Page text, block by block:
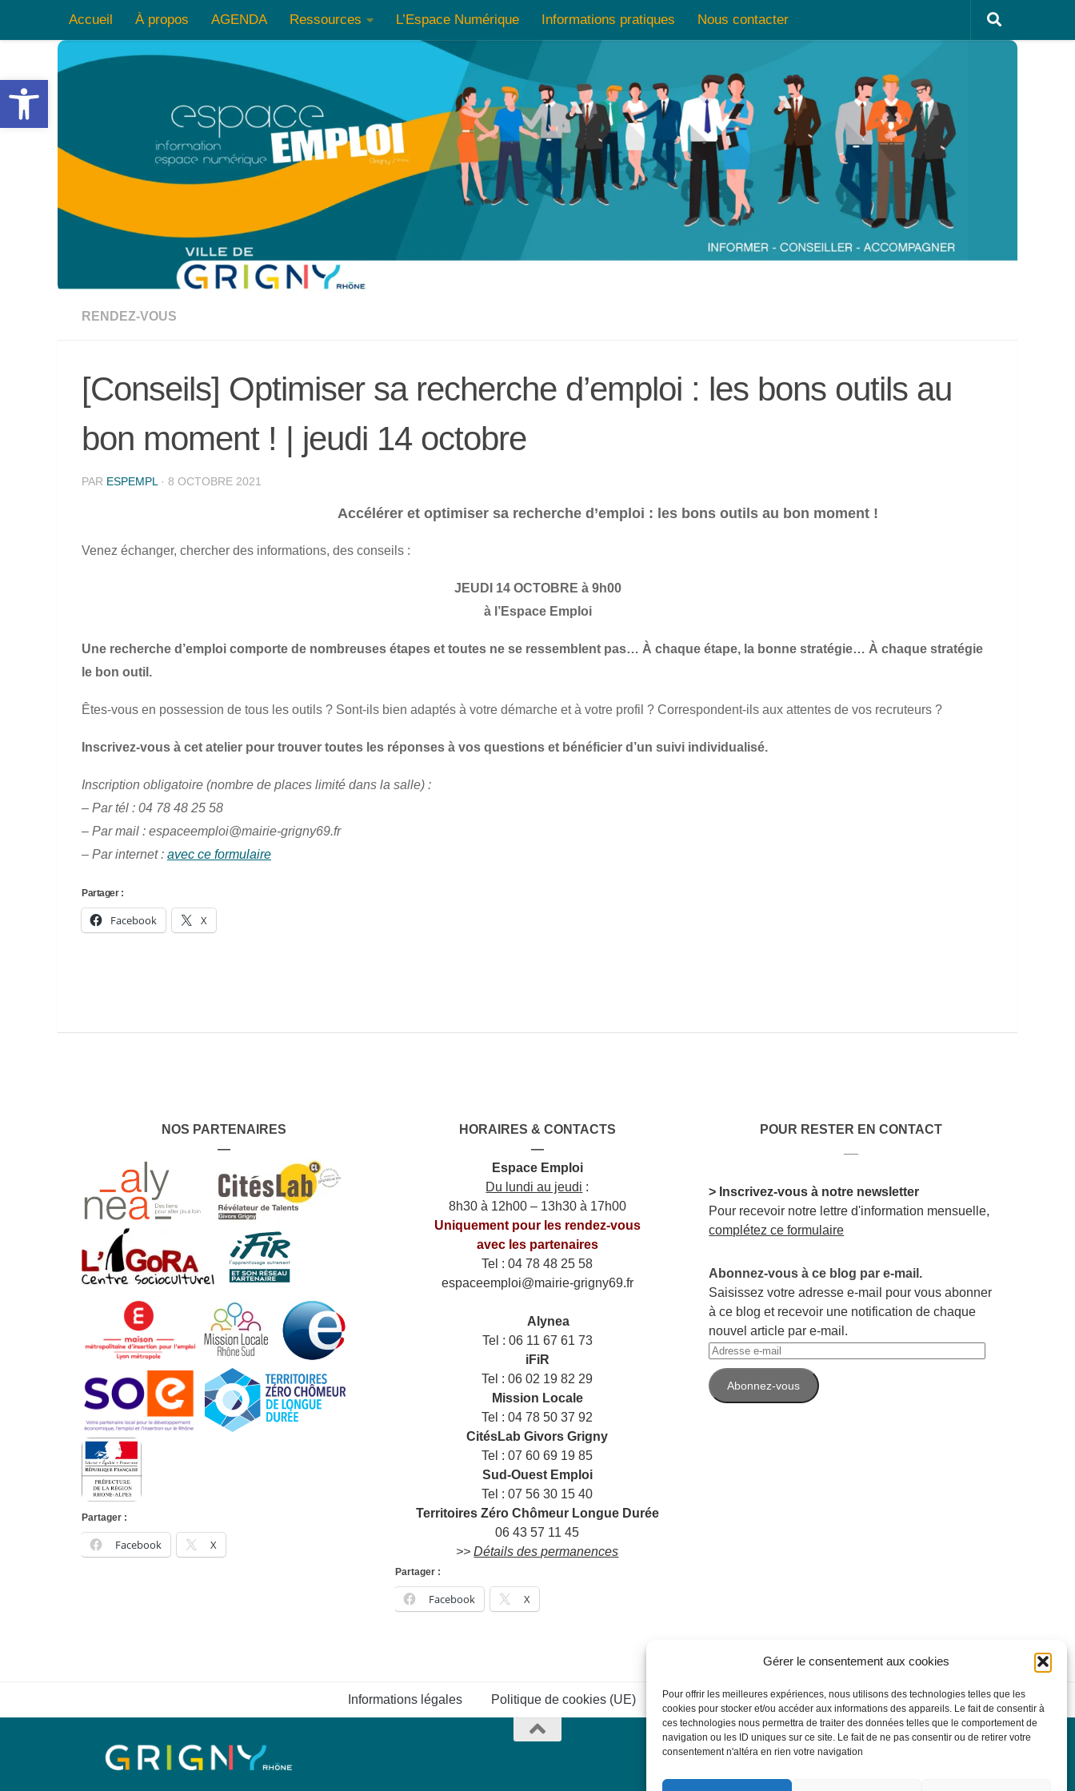
Ouvrir la barre d’outils
Gérer le consentement aux cookies
Pour offrir les meilleures expériences, nous utilisons des technologies telles que les
cookies pour stocker et/ou accéder aux informations des appareils. Le fait de consentir à
ces technologies nous permettra de traiter des données telles que le comportement de
navigation ou les ID uniques sur ce site. Le fait de ne pas consentir ou de retirer votre
consentement n'altéra en rien votre navigation
Skip to content
Accueil À propos AGENDA Ressources L’Espace Numérique Informations pratiques Nous contacter
RENDEZ-VOUS
[Conseils] Optimiser sa recherche d’emploi : les bons outils au
bon moment ! | jeudi 14 octobre
PAR ESPEMPL · 8 OCTOBRE 2021
Accélérer et optimiser sa recherche d’emploi : les bons outils au bon moment !
Venez échanger, chercher des informations, des conseils :
JEUDI 14 OCTOBRE à 9h00
à l’Espace Emploi
Une recherche d’emploi comporte de nombreuses étapes et toutes ne se ressemblent pas… À chaque étape, la bonne stratégie… À chaque stratégie
le bon outil.
Êtes-vous en possession de tous les outils ? Sont-ils bien adaptés à votre démarche et à votre profil ? Correspondent-ils aux attentes de vos recruteurs ?
Inscrivez-vous à cet atelier pour trouver toutes les réponses à vos questions et bénéficier d’un suivi individualisé.
Inscription obligatoire (nombre de places limité dans la salle) :
– Par tél : 04 78 48 25 58
– Par mail : espaceemploi@mairie-grigny69.fr
– Par internet : avec ce formulaire
Partager :
Facebook X
NOS PARTENAIRES
—
Partager :
Facebook X
HORAIRES & CONTACTS
—
Espace Emploi
Du lundi au jeudi :
8h30 à 12h00 – 13h30 à 17h00
Uniquement pour les rendez-vous
avec les partenaires
Tel : 04 78 48 25 58
espaceemploi@mairie-grigny69.fr
Alynea
Tel : 06 11 67 61 73
iFiR
Tel : 06 02 19 82 29
Mission Locale
Tel : 04 78 50 37 92
CitésLab Givors Grigny
Tel : 07 60 69 19 85
Sud-Ouest Emploi
Tel : 07 56 30 15 40
Territoires Zéro Chômeur Longue Durée
06 43 57 11 45
>>Détails des permanences
Partager :
Facebook X
POUR RESTER EN CONTACT
> Inscrivez-vous à notre newsletter
Pour recevoir notre lettre d'information mensuelle,
complétez ce formulaire
Abonnez-vous à ce blog par e-mail.
Saisissez votre adresse e-mail pour vous abonner
à ce blog et recevoir une notification de chaque
nouvel article par e-mail.
Adresse
e-
mailAbonnez-vous
Informations légales Politique de cookies (UE) Connexion